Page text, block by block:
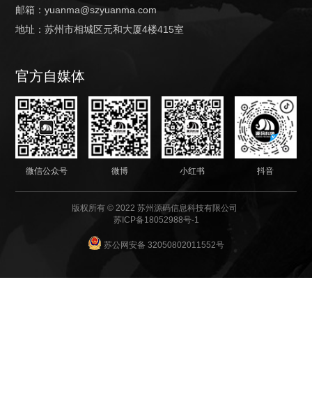
邮箱：yuanma@szyuanma.com
地址：苏州市相城区元和大厦4楼415室
官方自媒体
微信公众号 微博 小红书 抖音
版权所有 © 2022 苏州源码信息科技有限公司
苏ICP备18052988号-1
苏公网安备 32050802011552号